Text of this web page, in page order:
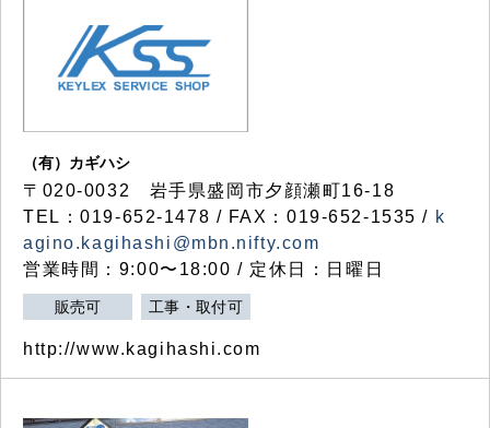
（有）カギハシ
〒020-0032 岩手県盛岡市夕顔瀬町16-18
TEL：019-652-1478 / FAX：019-652-1535 / k
agino.kagihashi@mbn.nifty.com
営業時間：9:00〜18:00 / 定休日：日曜日
販売可 工事・取付可
http://www.kagihashi.com